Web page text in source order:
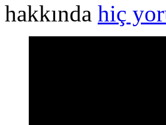
hakkında hiç